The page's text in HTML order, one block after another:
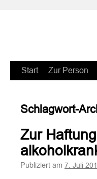
Zum
springen
Start Zur Person
Schlagwort-
Zur
Publiziert am 7. Juli